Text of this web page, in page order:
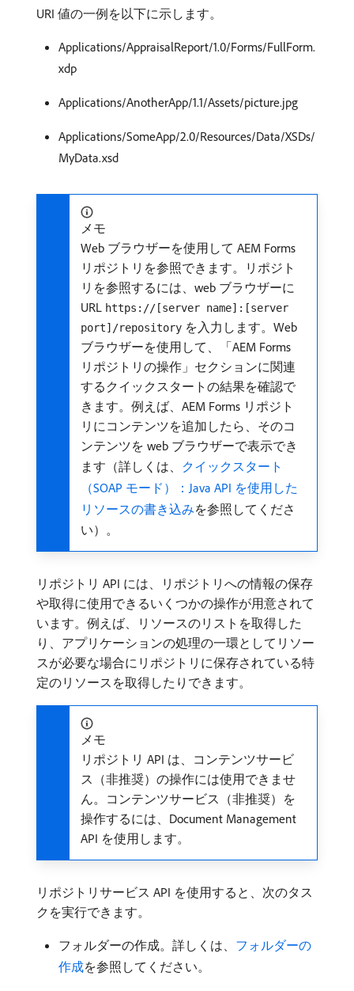
URI 値の一例を以下に示します。
Applications/AppraisalReport/1.0/Forms/FullForm.
xdp
Applications/AnotherApp/1.1/Assets/picture.jpg
Applications/SomeApp/2.0/Resources/Data/XSDs/
MyData.xsd
メモ
Web ブラウザーを使用して AEM Forms
リポジトリを参照できます。リポジト
リを参照するには、web ブラウザーに
URL https://[server name]:[server
port]/repository を入力します。Web
ブラウザーを使用して、「AEM Forms
リポジトリの操作」セクションに関連
するクイックスタートの結果を確認で
きます。例えば、AEM Forms リポジト
リにコンテンツを追加したら、そのコ
ンテンツを web ブラウザーで表示でき
ます（詳しくは、 クイックスタート
（SOAP モード）：Java API を使用した
リソースの書き込みを参照してくださ
い）。
リポジトリ API には、リポジトリへの情報の保存
や取得に使用できるいくつかの操作が用意されて
います。例えば、リソースのリストを取得した
り、アプリケーションの処理の一環としてリソー
スが必要な場合にリポジトリに保存されている特
定のリソースを取得したりできます。
メモ
リポジトリ API は、コンテンツサービ
ス（非推奨）の操作には使用できませ
ん。コンテンツサービス（非推奨）を
操作するには、Document Management
API を使用します。
リポジトリサービス API を使用すると、次のタス
クを実行できます。
フォルダーの作成。詳しくは、 フォルダーの
作成を参照してください。